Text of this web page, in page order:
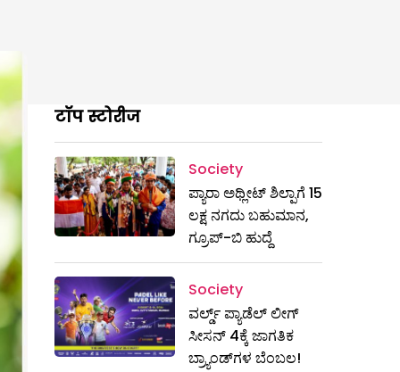
टॉप स्टोरीज
Society
ಪ್ಯಾರಾ ಅಥ್ಲೀಟ್ ಶಿಲ್ಪಾಗೆ 15
ಲಕ್ಷ ನಗದು ಬಹುಮಾನ,
ಗ್ರೂಪ್-ಬಿ ಹುದ್ದೆ
Society
ವರ್ಲ್ಡ್ ಪ್ಯಾಡೆಲ್ ಲೀಗ್
ಸೀಸನ್ 4ಕ್ಕೆ ಜಾಗತಿಕ
ಬ್ರ್ಯಾಂಡ್‌ಗಳ ಬೆಂಬಲ!